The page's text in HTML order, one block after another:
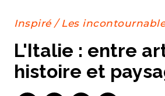
Inspiré/ Les
L'Italie : entre
histoire et